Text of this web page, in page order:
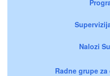
Nalozi
Radne grupe